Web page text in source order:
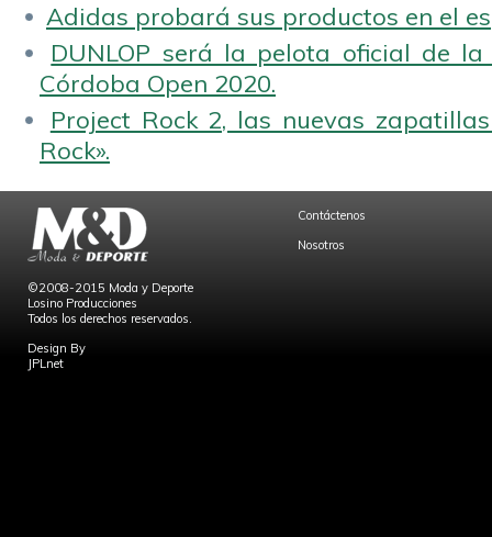
Adidas probará sus productos en el
DUNLOP será la pelota oficial de
Córdoba Open 2020.
Project Rock 2, las nuevas
Rock».
©2008-2015 Moda y Deporte
Losino Producciones
Todos los derechos reservados.
Design By
JPLnet
Contáctenos
Nosotros